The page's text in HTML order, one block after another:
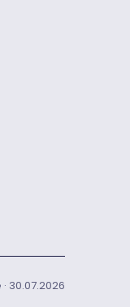
30.07.2026